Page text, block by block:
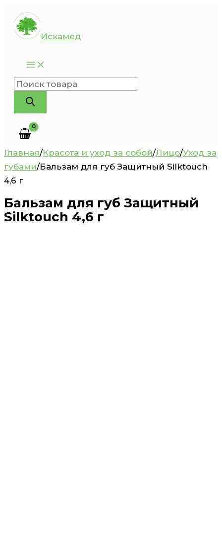
Перейти
содержимому
Искамед
Поиск
товаров
Главная/Красота и уход за собой/Лицо/Уход за
губами/Бальзам для губ Защитный Silktouch
4,6 г
Бальзам для губ Защитный
Silktouch 4,6 г